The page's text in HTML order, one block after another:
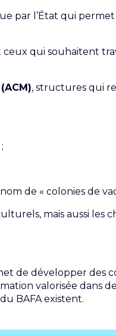
par l’État qui permet
qui souhaitent
, structures qui
de « colonies de
mais aussi les
de développer des
valorisée dans
BAFA existent.